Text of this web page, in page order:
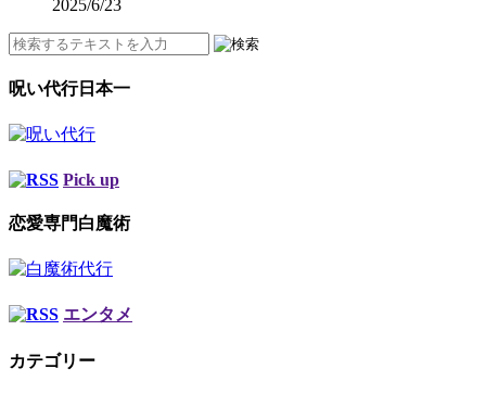
2025/6/23
呪い代行日本一
Pick up
恋愛専門白魔術
エンタメ
カテゴリー